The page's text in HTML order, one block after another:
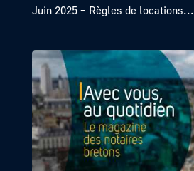
Juin 2025 – Règles de locations...